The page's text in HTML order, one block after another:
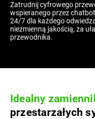
Zatrudnij cyfrowego
wspieranego przez
24/7 dla każdego
niezmienną jakością, za
przewodnika.
Idealny
przestarzałych